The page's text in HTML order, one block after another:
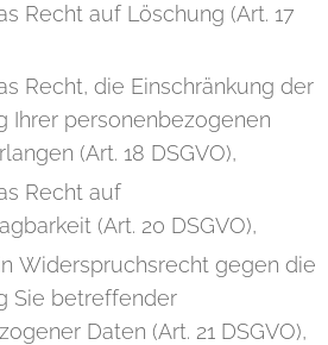
Recht auf Löschung (Art. 17
Recht, die Einschränkung der
Ihrer personenbezogenen
(Art. 18 DSGVO),
Recht auf
(Art. 20 DSGVO),
Widerspruchsrecht gegen die
Sie betreffender
Daten (Art. 21 DSGVO),